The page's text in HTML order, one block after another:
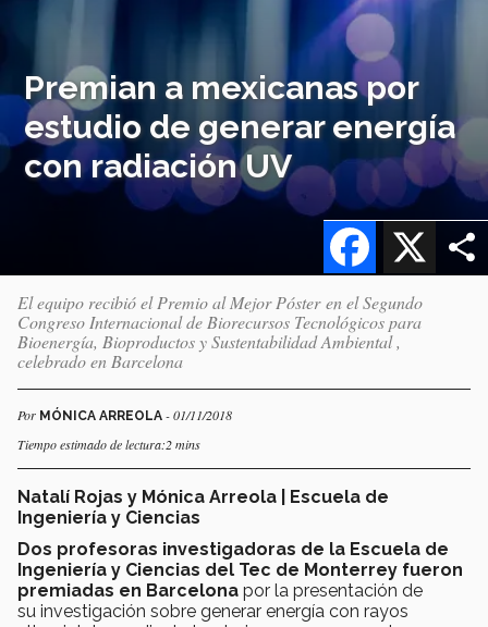
Premian a mexicanas por
estudio de generar energía
con radiación UV
X
Facebook
El equipo recibió el Premio al Mejor Póster en el Segundo
Congreso Internacional de Biorecursos Tecnológicos para
Bioenergía, Bioproductos y Sustentabilidad Ambiental ,
celebrado en Barcelona
Por MÓNICA ARREOLA - 01/11/2018
Tiempo estimado de lectura:2 mins
Natalí Rojas y Mónica Arreola | Escuela de
Ingeniería y Ciencias
Dos profesoras investigadoras de la Escuela de
Ingeniería y Ciencias del Tec de Monterrey fueron
premiadas en Barcelona por la presentación de
su investigación sobre generar energía con rayos